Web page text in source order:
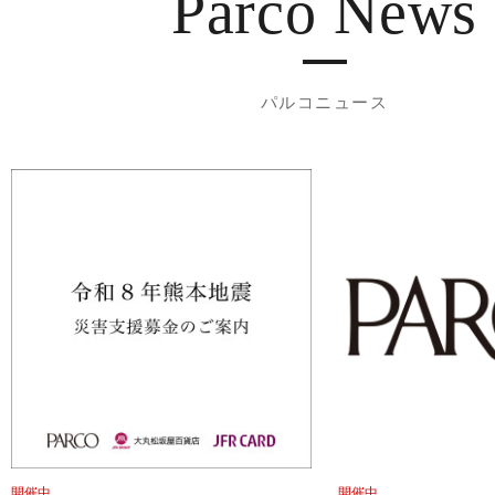
パルコニュース